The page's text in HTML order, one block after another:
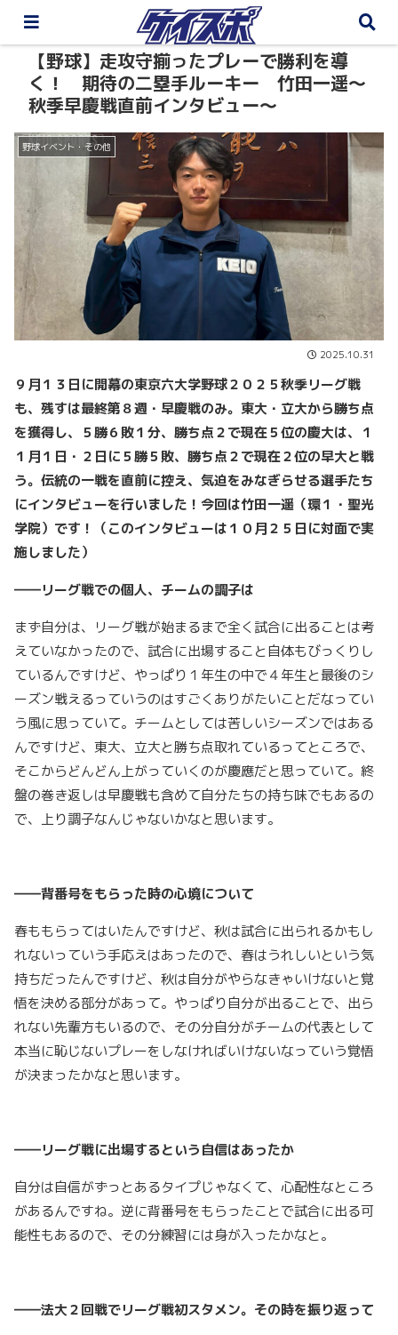
【野球】走攻守揃ったプレーで勝利を導
く！ 期待の二塁手ルーキー 竹田一遥～
秋季早慶戦直前インタビュー～
野球イベント・その他
2025.10.31
９月１３日に開幕の東京六大学野球２０２５秋季リーグ戦
も、残すは最終第８週・早慶戦のみ。東大・立大から勝ち点
を獲得し、５勝６敗１分、勝ち点２で現在５位の慶大は、１
１月１日・２日に５勝５敗、勝ち点２で現在２位の早大と戦
う。伝統の一戦を直前に控え、気迫をみなぎらせる選手たち
にインタビューを行いました！今回は竹田一遥（環１・聖光
学院）です！（このインタビューは１０月２５日に対面で実
施しました）
――リーグ戦での個人、チームの調子は
まず自分は、リーグ戦が始まるまで全く試合に出ることは考
えていなかったので、試合に出場すること自体もびっくりし
ているんですけど、やっぱり１年生の中で４年生と最後のシ
ーズン戦えるっていうのはすごくありがたいことだなってい
う風に思っていて。チームとしては苦しいシーズンではある
んですけど、東大、立大と勝ち点取れているってところで、
そこからどんどん上がっていくのが慶應だと思っていて。終
盤の巻き返しは早慶戦も含めて自分たちの持ち味でもあるの
で、上り調子なんじゃないかなと思います。
――背番号をもらった時の心境について
春ももらってはいたんですけど、秋は試合に出られるかもし
れないっていう手応えはあったので、春はうれしいという気
持ちだったんですけど、秋は自分がやらなきゃいけないと覚
悟を決める部分があって。やっぱり自分が出ることで、出ら
れない先輩方もいるので、その分自分がチームの代表として
本当に恥じないプレーをしなければいけないなっていう覚悟
が決まったかなと思います。
――リーグ戦に出場するという自信はあったか
自分は自信がずっとあるタイプじゃなくて、心配性なところ
があるんですね。逆に背番号をもらったことで試合に出る可
能性もあるので、その分練習には身が入ったかなと。
――法大２回戦でリーグ戦初スタメン。その時を振り返って